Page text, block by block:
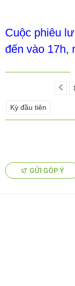
Cuộc phiêu
đến vào 17h,
Kỳ đầu tiên
GỬI GÓP Ý